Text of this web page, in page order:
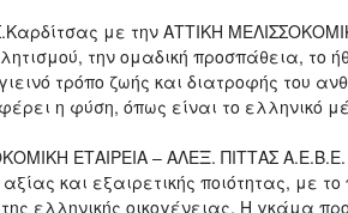
με την ΑΤΤΙΚΗ
την ομαδική προσπάθεια, το
τρόπο ζωής και διατροφής του
η φύση, όπως είναι το ελληνικό
ΕΤΑΙΡΕΙΑ – ΑΛΕΞ. ΠΙΤΤΑΣ
και εξαιρετικής ποιότητας, με
ελληνικής οικογένειας. Η γκάμα